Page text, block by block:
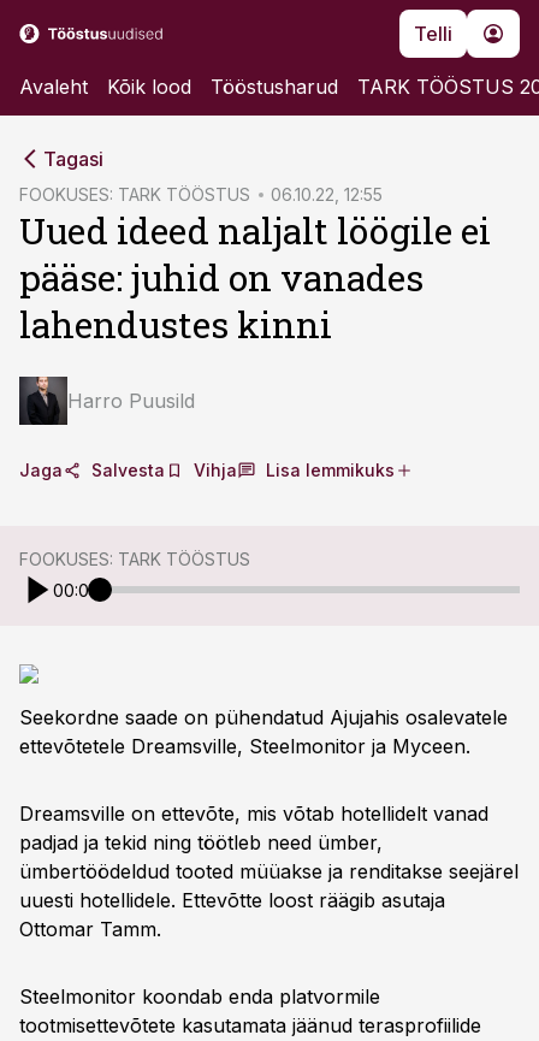
Telli
Avaleht Kõik lood Tööstusharud TARK TÖÖSTUS
Tagasi
FOOKUSES: TARK TÖÖSTUS 06.10.22, 12:55
Uued ideed naljalt löögile ei
pääse: juhid on vanades
lahendustes kinni
Harro Puusild
Jaga Salvesta Vihja Lisa lemmikuks
FOOKUSES: TARK TÖÖSTUS
00:00
Seekordne saade on pühendatud Ajujahis osalevatele
ettevõtetele Dreamsville, Steelmonitor ja Myceen.
Dreamsville on ettevõte, mis võtab hotellidelt vanad
padjad ja tekid ning töötleb need ümber,
ümbertöödeldud tooted müüakse ja renditakse seejärel
uuesti hotellidele. Ettevõtte loost räägib asutaja
Ottomar Tamm.
Steelmonitor koondab enda platvormile
tootmisettevõtete kasutamata jäänud terasprofiilide